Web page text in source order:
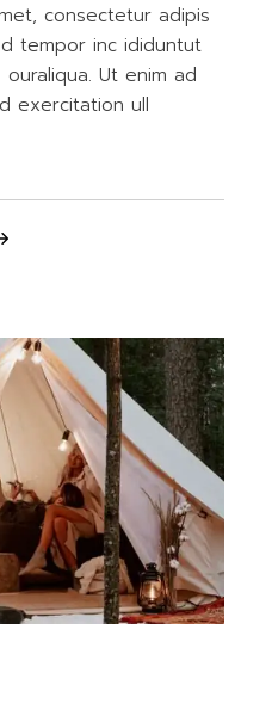
consectetur adipis
tempor inc ididuntut
Ut enim ad
exercitation ull